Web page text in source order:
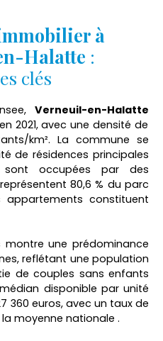
Avant toute visite,
dossier et nous l'envoyer
indiquant vos
Le bailleur
à
Halatte :
clés
Verneuil-en-Halatte
2021, avec une densité de
km². La commune se
de résidences principales
occupées par des
80,6 % du parc
appartements constituent
une prédominance
reflétant une population
de couples sans enfants
disponible par unité
360 euros, avec un taux de
moyenne nationale .